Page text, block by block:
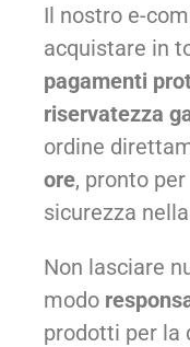
Il nostro e-
acquistare in
pagamenti
riservatezza
ordine
ore, pronto
sicurezza
Non lasciare
modo
prodotti per la